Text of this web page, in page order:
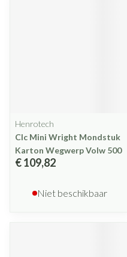
Henrotech
Clc Mini Wright Mondstuk
Karton Wegwerp Volw 500
€ 109,82
Niet beschikbaar